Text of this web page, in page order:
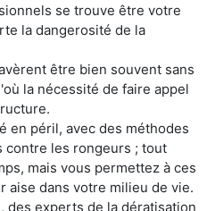
se trouve être votre
la dangerosité de la
être bien souvent sans
la nécessité de faire appel
en péril, avec des méthodes
contre les rongeurs ; tout
mais vous permettez à ces
aise dans votre milieu de vie.
des experts de la dératisation